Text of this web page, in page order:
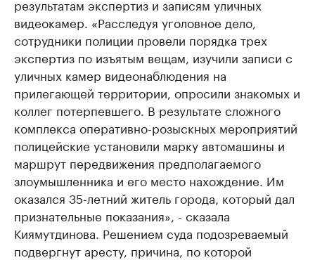
результатам экспертиз и записям уличных
видеокамер. «Расследуя уголовное дело,
сотрудники полиции провели порядка трех
экспертиз по изъятым вещам, изучили записи с
уличных камер видеонаблюдения на
прилегающей территории, опросили знакомых и
коллег потерпевшего. В результате сложного
комплекса оперативно-розыскных мероприятий
полицейские установили марку автомашины и
маршрут передвижения предполагаемого
злоумышленника и его место нахождение. Им
оказался 35-летний житель города, который дал
признательные показания», - сказала
Киямутдинова. Решением суда подозреваемый
подвергнут аресту, причина, по которой